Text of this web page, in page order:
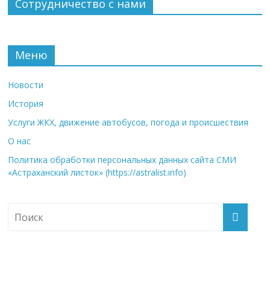
Сотрудничество с нами
Меню
Новости
История
Услуги ЖКХ, движение автобусов, погода и происшествия
О нас
Политика обработки персональных данных сайта СМИ
«Астраханский листок» (https://astralist.info)